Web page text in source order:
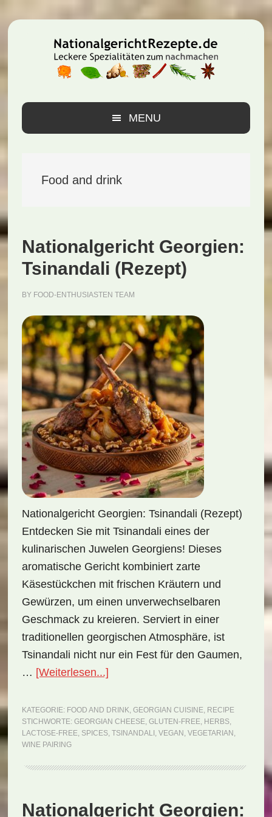
Hauptnavigation
Inhalt
Seitenspalte
MENU
Food and drink
Nationalgericht Georgien:
Tsinandali (Rezept)
BY FOOD-ENTHUSIASTEN TEAM
Nationalgericht Georgien: Tsinandali (Rezept)
Entdecken Sie mit Tsinandali eines der
kulinarischen Juwelen Georgiens! Dieses
aromatische Gericht kombiniert zarte
Käsestückchen mit frischen Kräutern und
Gewürzen, um einen unverwechselbaren
Geschmack zu kreieren. Serviert in einer
traditionellen georgischen Atmosphäre, ist
Tsinandali nicht nur ein Fest für den Gaumen,
… [Weiterlesen...]ÜberNationalgericht
Tsinandali
(Rezept)
KATEGORIE: FOOD AND DRINK, GEORGIAN CUISINE, RECIPE
STICHWORTE: GEORGIAN CHEESE, GLUTEN-FREE, HERBS,
LACTOSE-FREE, SPICES, TSINANDALI , VEGAN , VEGETARIAN ,
WINE PAIRING
Nationalgericht Georgien: